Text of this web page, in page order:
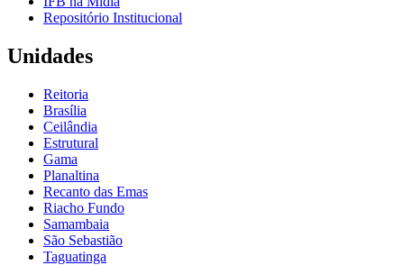
Repositório Institucional
Unidades
Reitoria
Brasília
Ceilândia
Estrutural
Gama
Planaltina
Recanto das Emas
Riacho Fundo
Samambaia
São Sebastião
Taguatinga